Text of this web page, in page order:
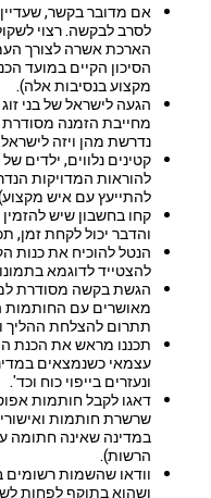
אם מדובר בקשר, שעדיין
לסרב לבקשה. רצוי
הארכת אשרה לצורך
הסיכון הקיים במועד
מקצוע בנסיבות אלה).
הגעה לישראל של בני
מחייבת הזמנה
נדרשת מהן ויזה
קטינים נלווים, ילדים
להוראות המדויקות
להתייעץ עם איש
קחו בחשבון שיש
והדבר יכול לקחת זמן,
הנטל להוכיח את כנות
להצטייד לדוגמא
הגשת בקשה מסודרת
מאושרים עם החותמות
תתרום להצלחת ההליך
תכננו מראש את הכנת
עצמאי כשנמצאים
ונעזרים בייפוי כוח וכד'.
דאגו לקבל חותמות
שרשרת חותמות
במדינה שאינה חתומה
הרשות).
וודאו שהשמות רשומים
ושהוא בתוקף לפחות